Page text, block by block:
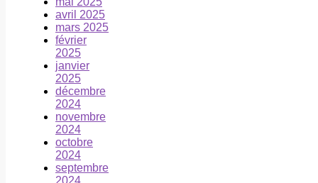
avril 2025
mars 2025
février
2025
janvier
2025
décembre
2024
novembre
2024
octobre
2024
septembre